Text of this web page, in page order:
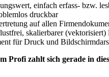
einfach erfass- bzw.
druckbar
auf allen
skalierbarer (vektorisiert)
für Druck und
Profi zahlt sich gerade in